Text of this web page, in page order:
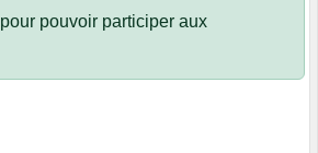
pour pouvoir participer aux